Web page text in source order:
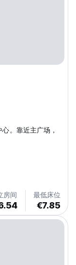
。靠近主广场，
房间 最低床位
€7.85